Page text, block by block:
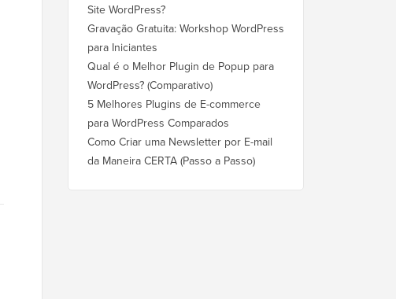
Site WordPress?
Gravação Gratuita: Workshop WordPress
para Iniciantes
Qual é o Melhor Plugin de Popup para
WordPress? (Comparativo)
5 Melhores Plugins de E-commerce
para WordPress Comparados
Como Criar uma Newsletter por E-mail
da Maneira CERTA (Passo a Passo)